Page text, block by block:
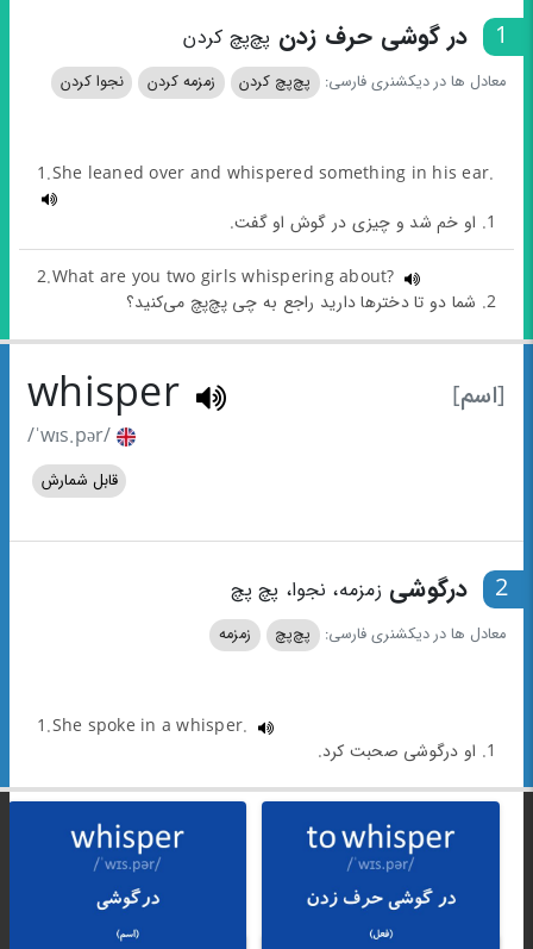
1 در گوشی حرف زدن پچ‌پچ کردن
معادل ها در دیکشنری فارسی: پچ‌پچ کردن زمزمه کردن نجوا کردن
1.She leaned over and whispered something in his ear.
1. او خم شد و چیزی در گوش او گفت.
2.What are you two girls whispering about?
2. شما دو تا دخترها دارید راجع به چی پچ‌پچ می‌کنید؟
[اسم] whisper
/ˈwɪs.pər/
قابل شمارش
2 درگوشی زمزمه، نجوا، پچ پچ
معادل ها در دیکشنری فارسی: پچ‌پچ زمزمه
1.She spoke in a whisper.
1. او درگوشی صحبت کرد.